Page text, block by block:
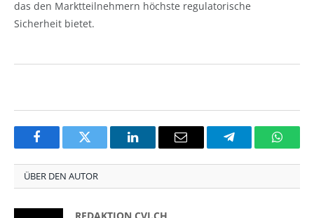
das den Marktteilnehmern höchste regulatorische
Sicherheit bietet.
FacebookTwitter LinkedInEmail Telegram
ÜBER DEN AUTOR